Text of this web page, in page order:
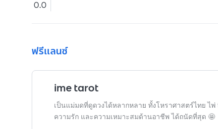
0.0
ฟรีแลนซ์
ime tarot
เป็นแม่มดที่ดูดวงได้หลากหลาย ทั้งโหราศาสตร์ไทย ไ
ความรัก และความเหมาะสมด้านอาชีพ ได้ถนัดที่สุด 🤩